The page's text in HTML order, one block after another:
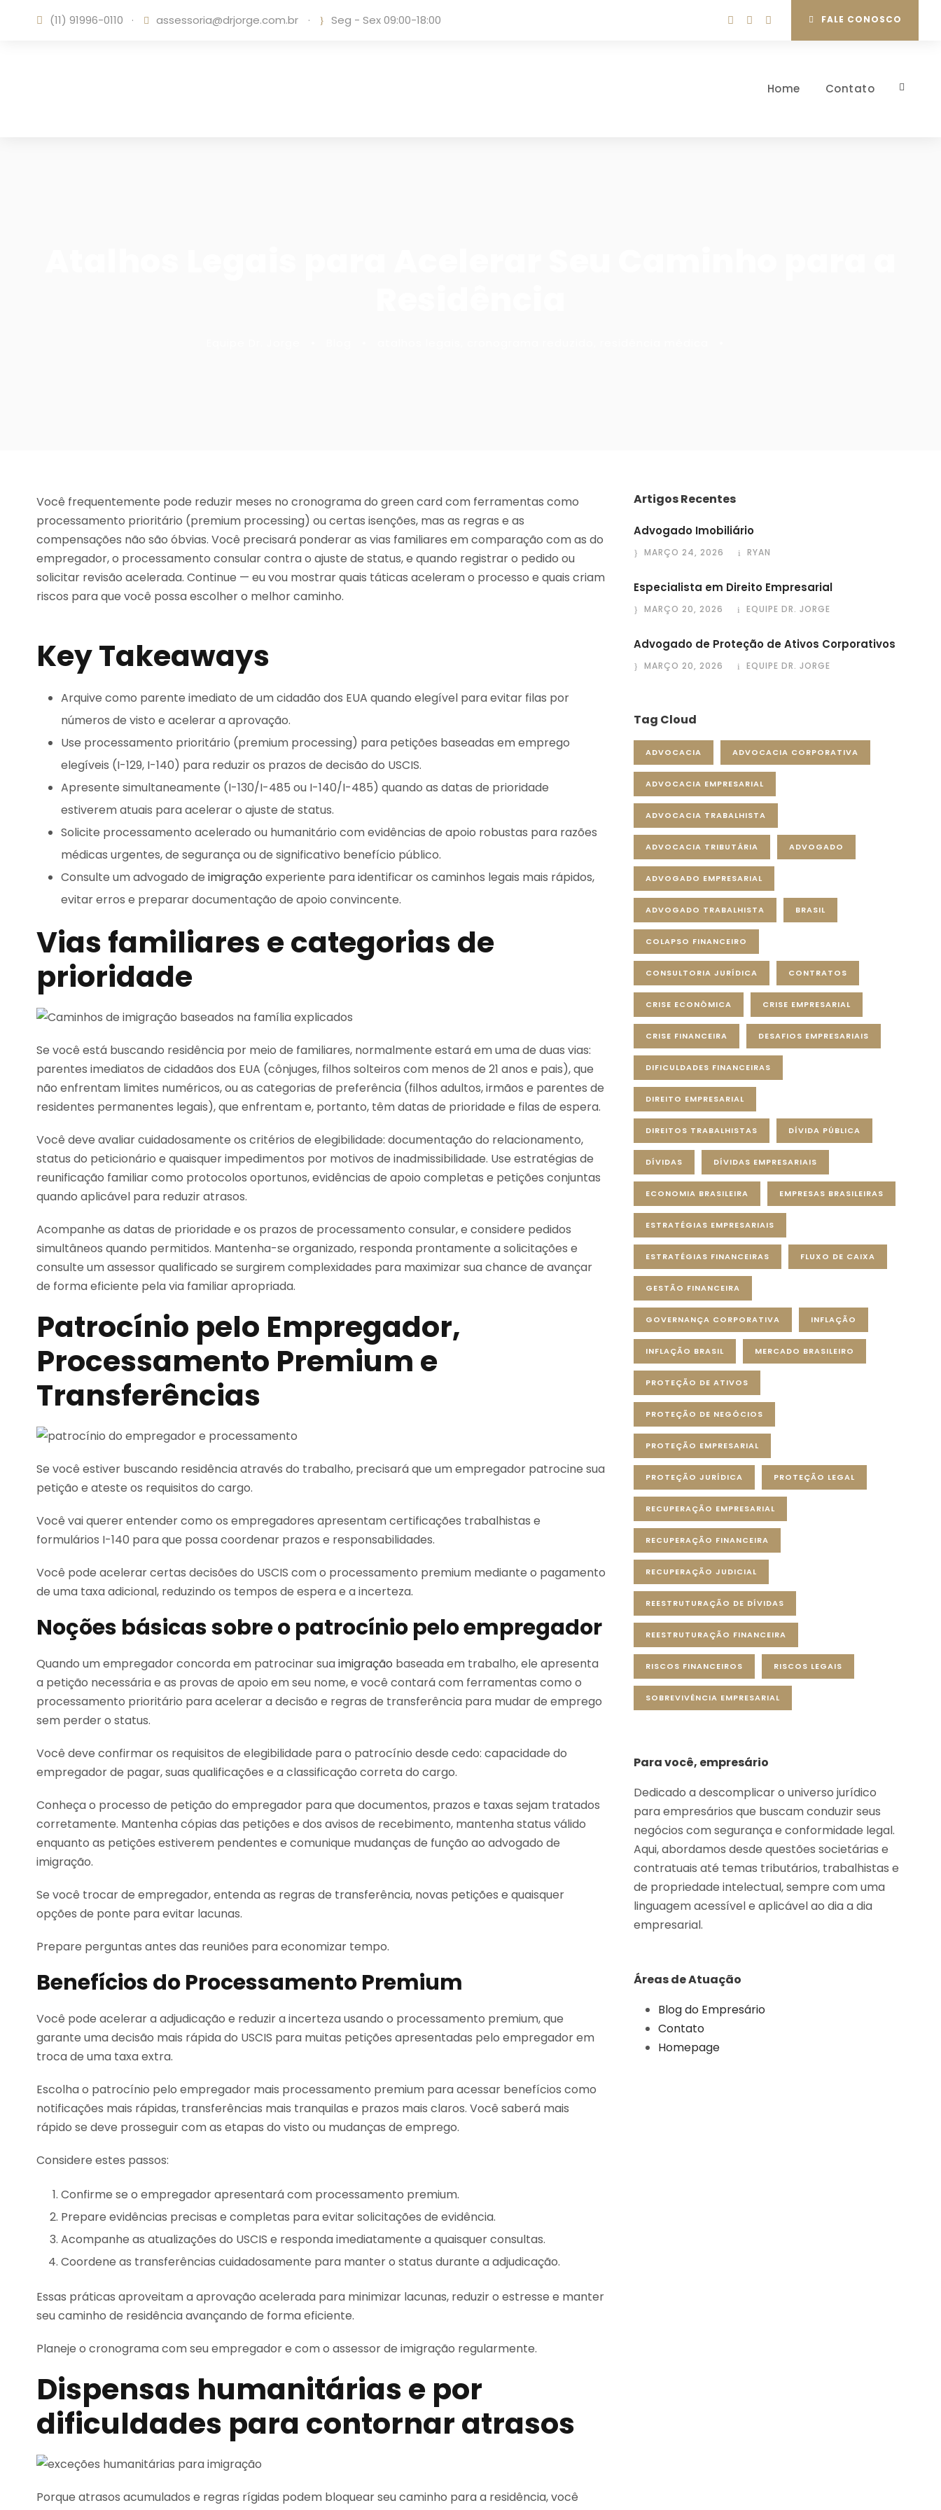
(11) 91996-0110 · assessoria@drjorge.com.br · Seg - Sex 09:00-18:00 FALE CONOSCO
Home Contato
Você frequentemente pode reduzir meses no cronograma do green card com ferramentas como
processamento prioritário (premium processing) ou certas isenções, mas as regras e as
compensações não são óbvias. Você precisará ponderar as vias familiares em comparação com as do
empregador, o processamento consular contra o ajuste de status, e quando registrar o pedido ou
solicitar revisão acelerada. Continue — eu vou mostrar quais táticas aceleram o processo e quais criam
riscos para que você possa escolher o melhor caminho.
Key Takeaways
Arquive como parente imediato de um cidadão dos EUA quando elegível para evitar filas por
números de visto e acelerar a aprovação.
Use processamento prioritário (premium processing) para petições baseadas em emprego
elegíveis (I-129, I-140) para reduzir os prazos de decisão do USCIS.
Apresente simultaneamente (I-130/I-485 ou I-140/I-485) quando as datas de prioridade
estiverem atuais para acelerar o ajuste de status.
Solicite processamento acelerado ou humanitário com evidências de apoio robustas para razões
médicas urgentes, de segurança ou de significativo benefício público.
Consulte um advogado de imigração experiente para identificar os caminhos legais mais rápidos,
evitar erros e preparar documentação de apoio convincente.
Vias familiares e categorias de
prioridade
Se você está buscando residência por meio de familiares, normalmente estará em uma de duas vias:
parentes imediatos de cidadãos dos EUA (cônjuges, filhos solteiros com menos de 21 anos e pais), que
não enfrentam limites numéricos, ou as categorias de preferência (filhos adultos, irmãos e parentes de
residentes permanentes legais), que enfrentam e, portanto, têm datas de prioridade e filas de espera.
Você deve avaliar cuidadosamente os critérios de elegibilidade: documentação do relacionamento,
status do peticionário e quaisquer impedimentos por motivos de inadmissibilidade. Use estratégias de
reunificação familiar como protocolos oportunos, evidências de apoio completas e petições conjuntas
quando aplicável para reduzir atrasos.
Acompanhe as datas de prioridade e os prazos de processamento consular, e considere pedidos
simultâneos quando permitidos. Mantenha-se organizado, responda prontamente a solicitações e
consulte um assessor qualificado se surgirem complexidades para maximizar sua chance de avançar
de forma eficiente pela via familiar apropriada.
Patrocínio pelo Empregador,
Processamento Premium e
Transferências
Se você estiver buscando residência através do trabalho, precisará que um empregador patrocine sua
petição e ateste os requisitos do cargo.
Você vai querer entender como os empregadores apresentam certificações trabalhistas e
formulários I-140 para que possa coordenar prazos e responsabilidades.
Você pode acelerar certas decisões do USCIS com o processamento premium mediante o pagamento
de uma taxa adicional, reduzindo os tempos de espera e a incerteza.
Noções básicas sobre o patrocínio pelo empregador
Quando um empregador concorda em patrocinar suaimigração baseada em trabalho, ele apresenta
a petição necessária e as provas de apoio em seu nome, e você contará com ferramentas como o
processamento prioritário para acelerar a decisão e regras de transferência para mudar de emprego
sem perder o status.
Você deve confirmar os requisitos de elegibilidade para o patrocínio desde cedo: capacidade do
empregador de pagar, suas qualificações e a classificação correta do cargo.
Conheça o processo de petição do empregador para que documentos, prazos e taxas sejam tratados
corretamente. Mantenha cópias das petições e dos avisos de recebimento, mantenha status válido
enquanto as petições estiverem pendentes e comunique mudanças de função ao advogado de
imigração.
Se você trocar de empregador, entenda as regras de transferência, novas petições e quaisquer
opções de ponte para evitar lacunas.
Prepare perguntas antes das reuniões para economizar tempo.
Benefícios do Processamento Premium
Você pode acelerar a adjudicação e reduzir a incerteza usando o processamento premium, que
garante uma decisão mais rápida do USCIS para muitas petições apresentadas pelo empregador em
troca de uma taxa extra.
Escolha o patrocínio pelo empregador mais processamento premium para acessar benefícios como
notificações mais rápidas, transferências mais tranquilas e prazos mais claros. Você saberá mais
rápido se deve prosseguir com as etapas do visto ou mudanças de emprego.
Considere estes passos:
Confirme se o empregador apresentará com processamento premium.
Prepare evidências precisas e completas para evitar solicitações de evidência.
Acompanhe as atualizações do USCIS e responda imediatamente a quaisquer consultas.
Coordene as transferências cuidadosamente para manter o status durante a adjudicação.
Essas práticas aproveitam a aprovação acelerada para minimizar lacunas, reduzir o estresse e manter
seu caminho de residência avançando de forma eficiente.
Planeje o cronograma com seu empregador e com o assessor de imigração regularmente.
Dispensas humanitárias e por
dificuldades para contornar atrasos
Porque atrasos acumulados e regras rígidas podem bloquear seu caminho para a residência, você
Artigos Recentes
Advogado Imobiliário
MARÇO 24, 2026 RYAN
Especialista em Direito Empresarial
MARÇO 20, 2026 EQUIPE DR. JORGE
Advogado de Proteção de Ativos Corporativos
MARÇO 20, 2026 EQUIPE DR. JORGE
Tag Cloud
ADVOCACIA ADVOCACIA CORPORATIVA
ADVOCACIA EMPRESARIAL
ADVOCACIA TRABALHISTA
ADVOCACIA TRIBUTÁRIA ADVOGADO
ADVOGADO EMPRESARIAL
ADVOGADO TRABALHISTA BRASIL
COLAPSO FINANCEIRO
CONSULTORIA JURÍDICA CONTRATOS
CRISE ECONÔMICA CRISE EMPRESARIAL
CRISE FINANCEIRA DESAFIOS EMPRESARIAIS
DIFICULDADES FINANCEIRAS
DIREITO EMPRESARIAL
DIREITOS TRABALHISTAS DÍVIDA PÚBLICA
DÍVIDAS DÍVIDAS EMPRESARIAIS
ECONOMIA BRASILEIRA EMPRESAS BRASILEIRAS
ESTRATÉGIAS EMPRESARIAIS
ESTRATÉGIAS FINANCEIRAS FLUXO DE CAIXA
GESTÃO FINANCEIRA
GOVERNANÇA CORPORATIVA INFLAÇÃO
INFLAÇÃO BRASIL MERCADO BRASILEIRO
PROTEÇÃO DE ATIVOS
PROTEÇÃO DE NEGÓCIOS
PROTEÇÃO EMPRESARIAL
PROTEÇÃO JURÍDICA PROTEÇÃO LEGAL
RECUPERAÇÃO EMPRESARIAL
RECUPERAÇÃO FINANCEIRA
RECUPERAÇÃO JUDICIAL
REESTRUTURAÇÃO DE DÍVIDAS
REESTRUTURAÇÃO FINANCEIRA
RISCOS FINANCEIROS RISCOS LEGAIS
SOBREVIVÊNCIA EMPRESARIAL
Para você, empresário
Dedicado a descomplicar o universo jurídico
para empresários que buscam conduzir seus
negócios com segurança e conformidade legal.
Aqui, abordamos desde questões societárias e
contratuais até temas tributários, trabalhistas e
de propriedade intelectual, sempre com uma
linguagem acessível e aplicável ao dia a dia
empresarial.
Áreas de Atuação
Blog do Empresário
Contato
Homepage